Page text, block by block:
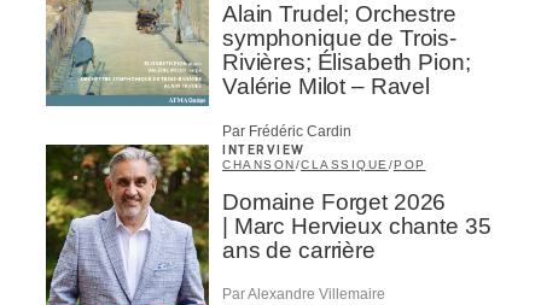
Alain Trudel; Orchestre
symphonique de Trois-
Rivières; Élisabeth Pion;
Valérie Milot – Ravel
Par Frédéric Cardin
INTERVIEW
CHANSON/CLASSIQUE /POP
Domaine Forget 2026
| Marc Hervieux chante 35
ans de carrière
Par Alexandre Villemaire